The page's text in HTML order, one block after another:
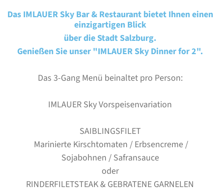
Das IMLAUER Sky Bar & Restaurant bietet Ihnen einen
einzigartigen Blick
über die Stadt Salzburg.
Genießen Sie unser "IMLAUER Sky Dinner for 2".
Das 3-Gang Menü beinaltet pro Person:
IMLAUER Sky Vorspeisenvariation
SAIBLINGSFILET
Marinierte Kirschtomaten / Erbsencreme /
Sojabohnen / Safransauce
oder
RINDERFILETSTEAK & GEBRATENE GARNELEN